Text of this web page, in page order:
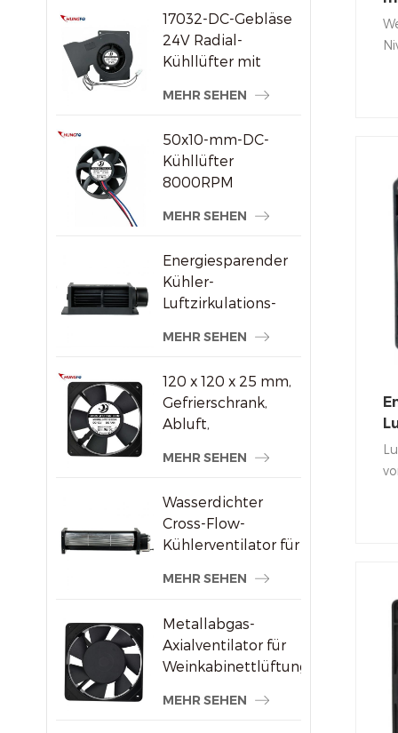
17032-DC-Gebläse
24V Radial-
Kühllüfter mit
Druck
MEHR SEHEN
50x10-mm-DC-
Kühllüfter
8000RPM
Bürstenloser
kleine
elektronische
Geräte
MEHR SEHEN
Energiesparender
Kühler-
Luftzirkulations-
aus Kunststoff
MEHR SEHEN
120 x 120 x 25 mm,
Gefrierschrank,
Abluft,
Axialventilator
MEHR SEHEN
Wasserdichter
Cross-Flow-
Kühlerventilator für
MEHR SEHEN
Metallabgas-
Axialventilator für
Weinkabinettlüftung
MEHR SEHEN